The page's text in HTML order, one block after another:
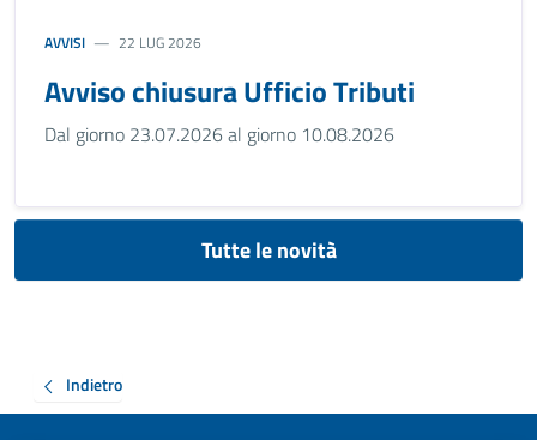
AVVISI 22 LUG 2026
Avviso chiusura Ufficio Tributi
Dal giorno 23.07.2026 al giorno 10.08.2026
Tutte le novità
Indietro